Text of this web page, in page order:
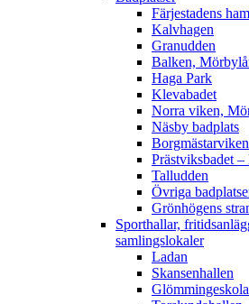
Färjestadens
Kalvhagen
Granudden
Balken,
Haga Park
Klevabadet
Norra viken,
Näsby badplats
Prästviksbadet –
Talludden
Övriga
Grönhögens
Sporthallar,
samlingslokaler
Ladan
Skansenhallen